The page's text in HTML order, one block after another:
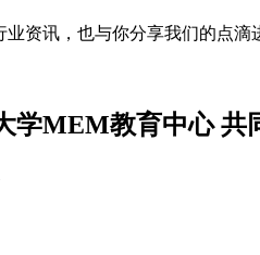
资讯，也与你分享我们的点滴
学MEM教育中心 共